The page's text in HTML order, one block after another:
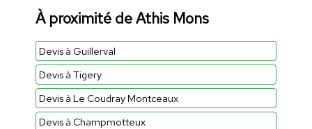
À proximité de Athis Mons
Devis à Guillerval
Devis à Tigery
Devis à Le Coudray Montceaux
Devis à Champmotteux